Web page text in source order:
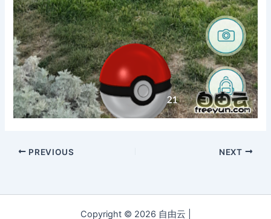
PREVIOUS NEXT
Copyright © 2026 自由云 |